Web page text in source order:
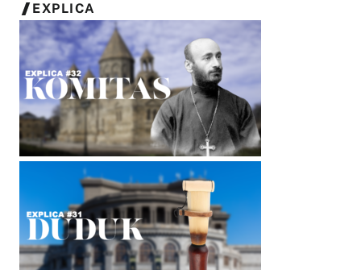
EXPLICA